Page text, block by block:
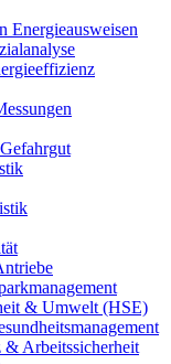
Energieausweisen
& Umwelt (HSE)
& Arbeitssicherheit